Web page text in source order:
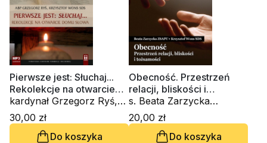
Pierwsze jest: Słuchaj...
Rekolekcje na otwarcie
Domu Słowa (CD-
audiobook)
kardynał Grzegorz Ryś,
ks. Krzysztof Wons SDS
30,00 zł
Do koszyka
Obecność. Przestrzeń
relacji, bliskości i
tożsamości. Zeszyt
Formacji Duchowej nr 95
s. Beata Zarzycka
ZSAPU, ks. Krzysztof
Wons SDS
20,00 zł
Do koszyka